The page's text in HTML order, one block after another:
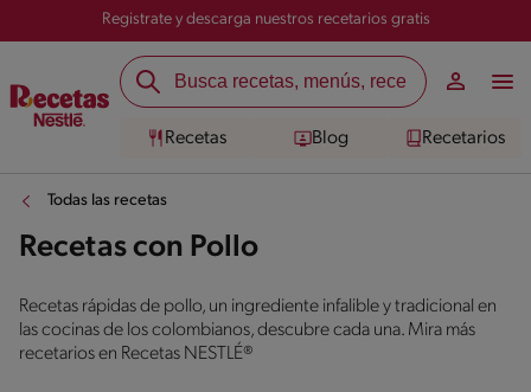
Registrate y descarga nuestros recetarios gratis
Recetas Blog Recetarios
Todas las recetas
Recetas con Pollo
Recetas rápidas de pollo, un ingrediente infalible y tradicional en
las cocinas de los colombianos, descubre cada una. Mira más
recetarios en Recetas NESTLÉ®